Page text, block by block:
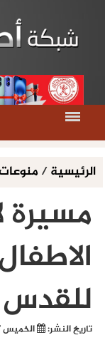
الرئيسية/
مسيرة
للقدس
تاريخ النشر: الخميس 21/12/2017